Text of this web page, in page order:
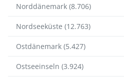
Norddänemark (8.706)
Nordseeküste (12.763)
Ostdänemark (5.427)
Ostseeinseln (3.924)